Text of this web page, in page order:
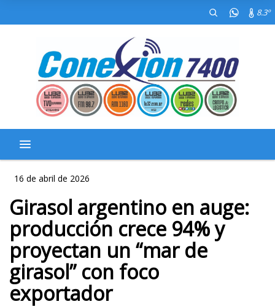
8.3º
16 de abril de 2026
Girasol argentino en auge:
producción crece 94% y
proyectan un “mar de
girasol” con foco
exportador